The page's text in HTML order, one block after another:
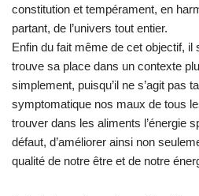
constitution et tempérament, en
partant, de l’univers tout entier.
Enfin du fait même de cet objectif, il
trouve sa place dans un contexte
simplement, puisqu’il ne s’agit pas
symptomatique nos maux de tous
trouver dans les aliments l’énergie
défaut, d’améliorer ainsi non
qualité de notre être et de notre